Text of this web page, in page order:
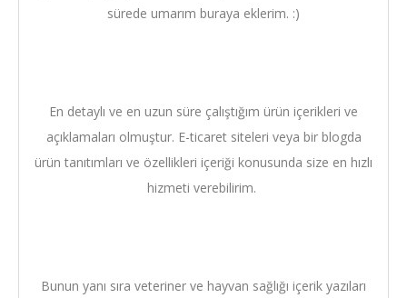
sürede umarım buraya eklerim. :)
En detaylı ve en uzun süre çalıştığım ürün içerikleri ve
açıklamaları olmuştur. E-ticaret siteleri veya bir blogda
ürün tanıtımları ve özellikleri içeriği konusunda size en hızlı
hizmeti verebilirim.
Bunun yanı sıra veteriner ve hayvan sağlığı içerik yazıları